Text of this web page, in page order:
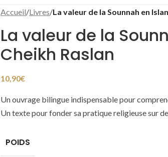
Accueil/Livres/La valeur de la Sounnah en
La valeur de la
Cheikh Raslan
10,90€
Un ouvrage bilingue indispensable pour
Un texte pour fonder sa pratique religieuse sur
POIDS